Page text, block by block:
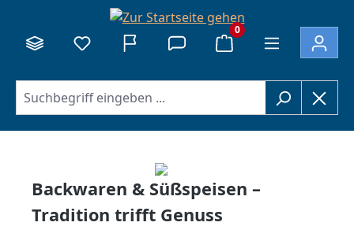
0
Backwaren & Süßspeisen –
Tradition trifft Genuss